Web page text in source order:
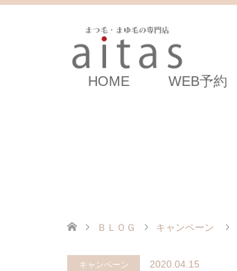
HOME WEB予約
ＢＬＯＧ キャンペーン
キャンペーン 2020.04.15